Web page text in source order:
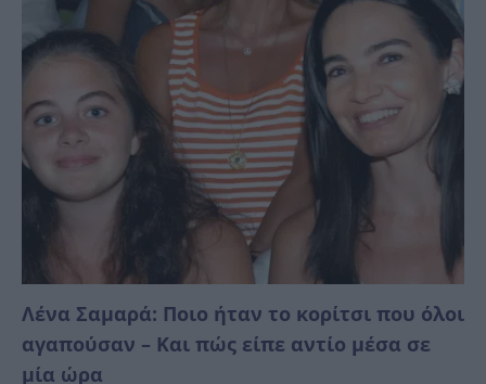
Λένα Σαμαρά: Ποιο ήταν το κορίτσι που όλοι
αγαπούσαν – Και πώς είπε αντίο μέσα σε
μία ώρα